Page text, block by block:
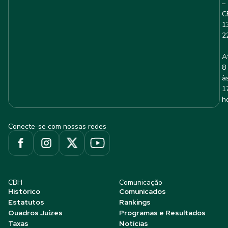
–
8
Conecte-se com nossas redes
CBH
Histórico
Estatutos
Quadros Juízes
Taxas
Comunicação
Comunicados
Rankings
Programas e Resultados
Notícias